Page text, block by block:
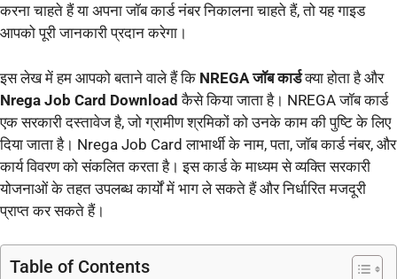
करना चाहते हैं या अपना जॉब कार्ड नंबर निकालना चाहते हैं, तो यह गाइड
आपको पूरी जानकारी प्रदान करेगा।
इस लेख में हम आपको बताने वाले हैं कि NREGA जॉब कार्डक्या होता है और
Nrega Job Card Download कैसे किया जाता है। NREGA जॉब कार्ड
एक सरकारी दस्तावेज है, जो ग्रामीण श्रमिकों को उनके काम की पुष्टि के लिए
दिया जाता है। Nrega Job Card लाभार्थी के नाम, पता, जॉब कार्ड नंबर, और
कार्य विवरण को संकलित करता है। इस कार्ड के माध्यम से व्यक्ति सरकारी
योजनाओं के तहत उपलब्ध कार्यों में भाग ले सकते हैं और निर्धारित मजदूरी
प्राप्त कर सकते हैं।
Table of Contents